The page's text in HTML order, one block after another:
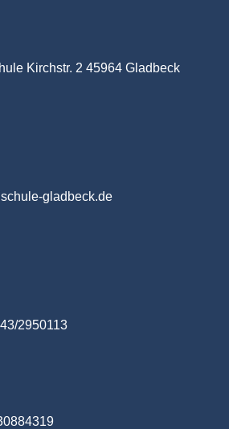
Kirchstr. 2 45964 Gladbeck
gladbeck.de
2950113